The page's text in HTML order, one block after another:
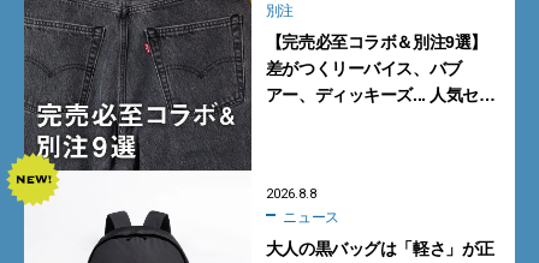
別注
【完売必至コラボ＆別注9選】
差がつくリーバイス、バブ
アー、ディッキーズ... 人気セレ
2026.8.8
ニュース
大人の黒バッグは「軽さ」が正